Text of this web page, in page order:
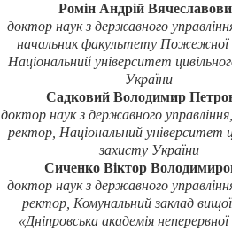
Ромін Андрій
доктор наук з державного
начальник факультету Пожежної
Національний університет
України
Садковий Володимир
доктор наук з державного
ректор, Національний університет
захисту України
Сиченко Віктор
доктор наук з державного
ректор, Комунальний заклад
«Дніпровська академія